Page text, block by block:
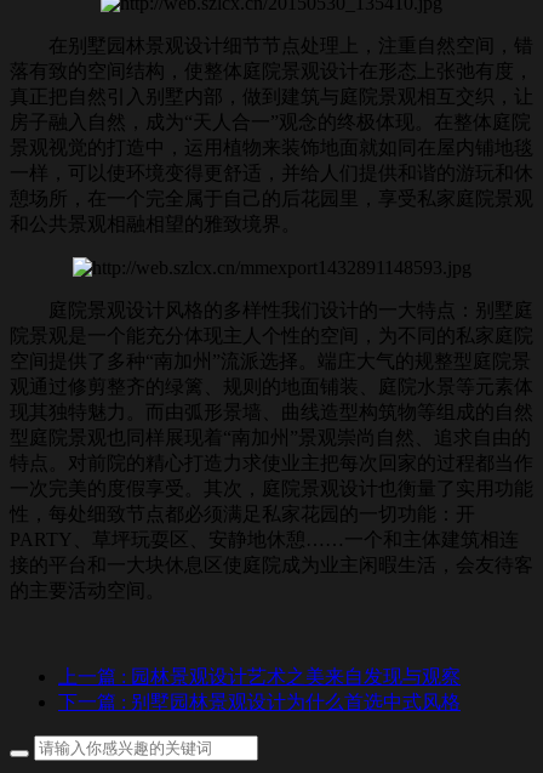
在别墅园林景观设计细节节点处理上，注重自然空间，错
落有致的空间结构，使整体庭院景观设计在形态上张弛有度，
真正把自然引入别墅内部，做到建筑与庭院景观相互交织，让
房子融入自然，成为“天人合一”观念的终极体现。在整体庭院
景观视觉的打造中，运用植物来装饰地面就如同在屋内铺地毯
一样，可以使环境变得更舒适，并给人们提供和谐的游玩和休
憩场所，在一个完全属于自己的后花园里，享受私家庭院景观
和公共景观相融相望的雅致境界。
庭院景观设计风格的多样性我们设计的一大特点：别墅庭
院景观是一个能充分体现主人个性的空间，为不同的私家庭院
空间提供了多种“南加州”流派选择。端庄大气的规整型庭院景
观通过修剪整齐的绿篱、规则的地面铺装、庭院水景等元素体
现其独特魅力。而由弧形景墙、曲线造型构筑物等组成的自然
型庭院景观也同样展现着“南加州”景观崇尚自然、追求自由的
特点。对前院的精心打造力求使业主把每次回家的过程都当作
一次完美的度假享受。其次，庭院景观设计也衡量了实用功能
性，每处细致节点都必须满足私家花园的一切功能：开
PARTY、草坪玩耍区、安静地休憩……一个和主体建筑相连
接的平台和一大块休息区使庭院成为业主闲暇生活，会友待客
的主要活动空间。
上一篇 : 园林景观设计艺术之美来自发现与观察
下一篇 : 别墅园林景观设计为什么首选中式风格